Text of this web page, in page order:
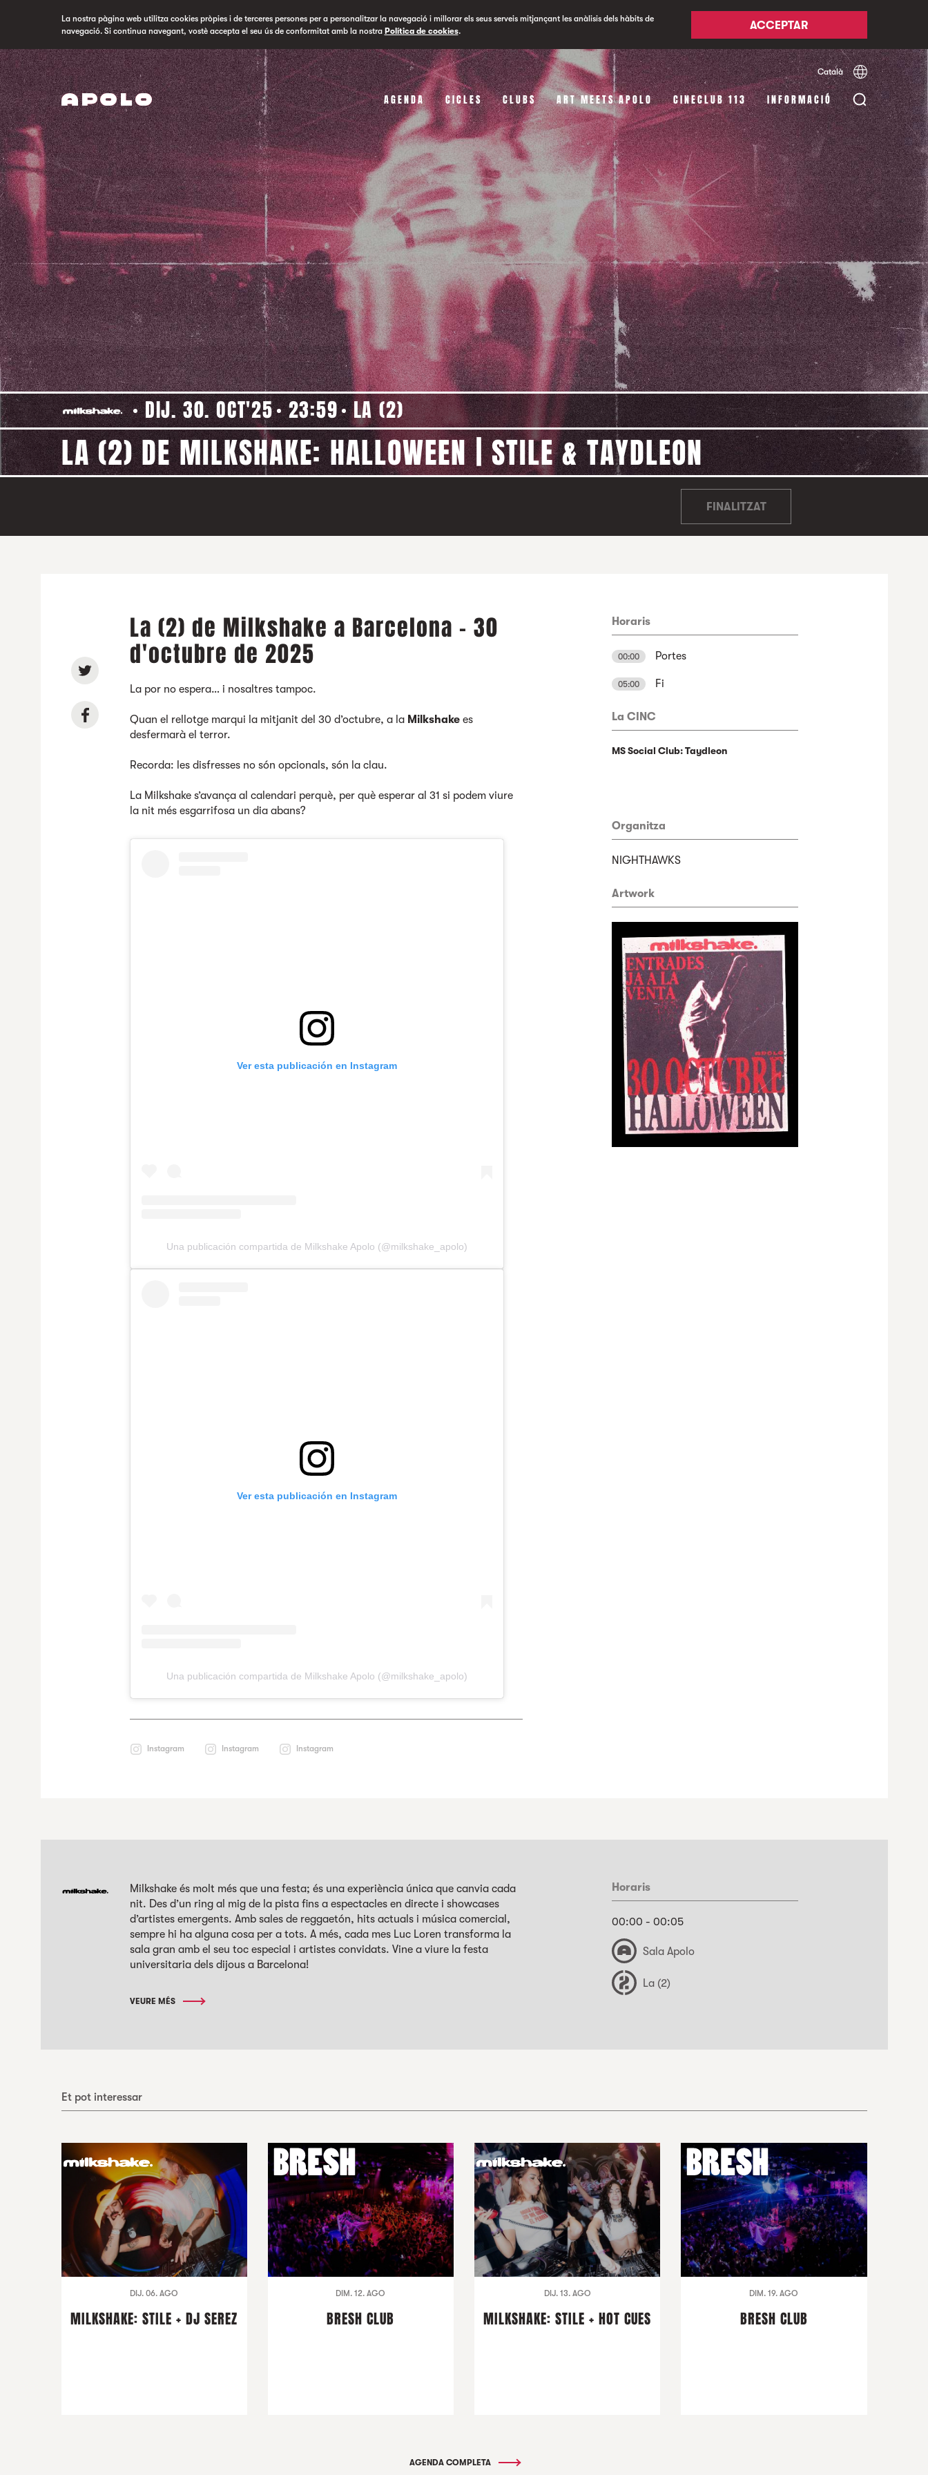
La nostra pàgina web utilitza cookies pròpies i de terceres persones per a personalitzar la navegació i millorar els seus serveis mitjançant les anàlisis dels hàbits de
navegació. Si continua navegant, vostè accepta el seu ús de conformitat amb la nostra Política de cookies. ACCEPTAR
Català Español English
AGENDA CICLES CLUBS ART MEETS APOLO CINECLUB 113 INFORMACIÓ
DIJ. 30. OCT'25 23:59 LA (2)
LA (2) DE MILKSHAKE: HALLOWEEN | STILE & TAYDLEON
FINALITZAT
La (2) de Milkshake a Barcelona - 30
d'octubre de 2025
La por no espera… i nosaltres tampoc.
Quan el rellotge marqui la mitjanit del 30 d’octubre, a la Milkshake es
desfermarà el terror.
Recorda: les disfresses no són opcionals, són la clau.
La Milkshake s’avança al calendari perquè, per què esperar al 31 si podem viure
la nit més esgarrifosa un dia abans?
Ver esta publicación en Instagram
Una publicación compartida de Milkshake Apolo (@milkshake_apolo)
Ver esta publicación en Instagram
Una publicación compartida de Milkshake Apolo (@milkshake_apolo)
Instagram Instagram Instagram
Horaris
00:00 Portes
05:00 Fi
La CINC
MS Social Club: Taydleon
Organitza
NIGHTHAWKS
Artwork
Milkshake és molt més que una festa; és una experiència única que canvia cada
nit. Des d’un ring al mig de la pista fins a espectacles en directe i showcases
d’artistes emergents. Amb sales de reggaetón, hits actuals i música comercial,
sempre hi ha alguna cosa per a tots. A més, cada mes Luc Loren transforma la
sala gran amb el seu toc especial i artistes convidats. Vine a viure la festa
universitaria dels dijous a Barcelona!
VEURE MÉS
Horaris
00:00 - 00:05
Sala Apolo
La (2)
Et pot interessar
DIJ. 06. AGO
MILKSHAKE: STILE + DJ SEREZ
DIM. 12. AGO
BRESH CLUB
DIJ. 13. AGO
MILKSHAKE: STILE + HOT CUES
DIM. 19. AGO
BRESH CLUB
AGENDA COMPLETA